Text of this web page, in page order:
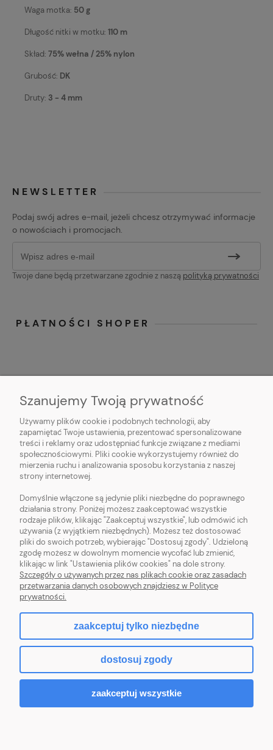
Waga motka: 50 g
Długość nitki w motku: 110 m
Skład: 75% wełna / 25% nylon
Grubość: DK
Druty: 3 - 4 mm
NEWSLETTER
Podaj swój adres e-mail, jeżeli chcesz otrzymywać informacje
o nowościach i promocjach.
Twoje dane będą przetwarzane zgodnie z naszą polityką prywatności
PŁATNOŚCI SHOPER
O NAS
OBSŁUGA KLIENTA
MOJE KONTO
Sklep z włóczką. Internetowa pasmanteria. Włóczki wełniane. Włóczki
bawełniane. Tanie włóczki. Włóczki ręcznie farbowane.
Sklep internetowy Shoper.pl
Szanujemy Twoją prywatność
Używamy plików cookie i podobnych technologii, aby
zapamiętać Twoje ustawienia, prezentować spersonalizowane
treści i reklamy oraz udostępniać funkcje związane z mediami
społecznościowymi. Pliki cookie wykorzystujemy również do
mierzenia ruchu i analizowania sposobu korzystania z naszej
strony internetowej.
Domyślnie włączone są jedynie pliki niezbędne do poprawnego
działania strony. Poniżej możesz zaakceptować wszystkie
rodzaje plików, klikając "Zaakceptuj wszystkie", lub odmówić ich
używania (z wyjątkiem niezbędnych). Możesz też dostosować
pliki do swoich potrzeb, wybierając "Dostosuj zgody". Udzieloną
zgodę możesz w dowolnym momencie wycofać lub zmienić,
klikając w link "Ustawienia plików cookies" na dole strony.
Szczegóły o używanych przez nas plikach cookie oraz zasadach
przetwarzania danych osobowych znajdziesz w Polityce
prywatności.
zaakceptuj tylko niezbędne
dostosuj zgody
zaakceptuj wszystkie